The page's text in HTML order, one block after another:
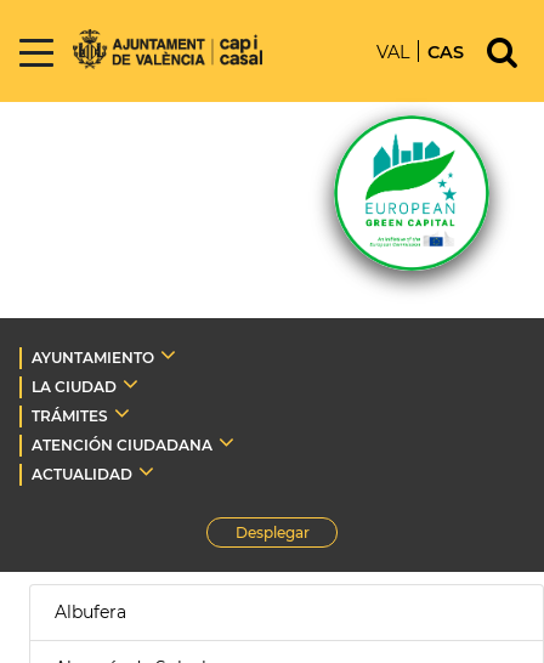
VAL CAS
AYUNTAMIENTO
LA CIUDAD
TRÁMITES
ATENCIÓN CIUDADANA
ACTUALIDAD
Desplegar
Albufera